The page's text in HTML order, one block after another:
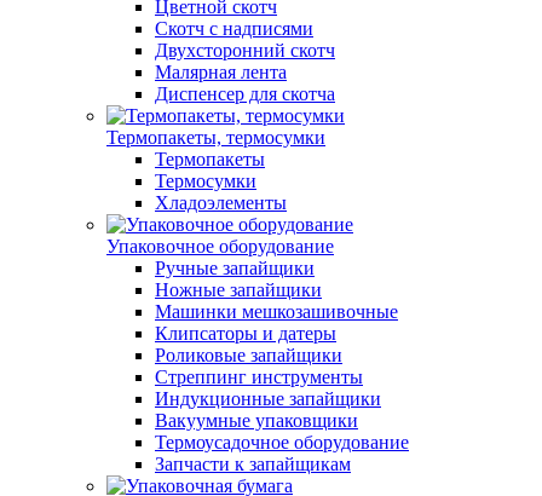
Цветной скотч
Скотч с надписями
Двухсторонний скотч
Малярная лента
Диспенсер для скотча
Термопакеты, термосумки
Термопакеты
Термосумки
Хладоэлементы
Упаковочное оборудование
Ручные запайщики
Ножные запайщики
Машинки мешкозашивочные
Клипсаторы и датеры
Роликовые запайщики
Стреппинг инструменты
Индукционные запайщики
Вакуумные упаковщики
Термоусадочное оборудование
Запчасти к запайщикам